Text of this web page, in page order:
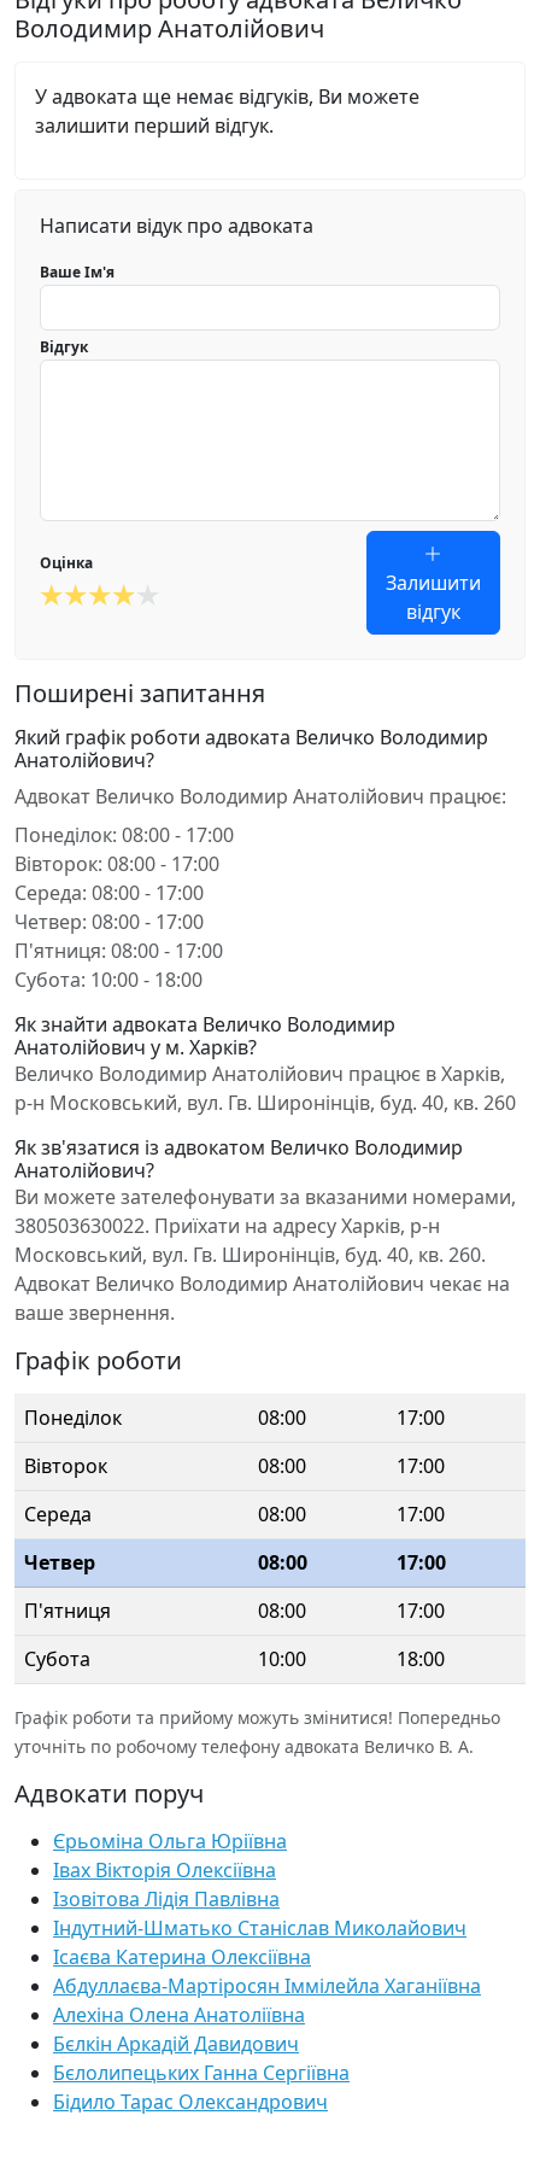
Володимир Анатолійович
У адвоката ще немає відгуків, Ви можете
залишити перший відгук.
Написати відук про адвоката
Ваше Ім'я
Відгук
Оцінка
Залишити
відгук
Поширені запитання
Який графік роботи адвоката Величко Володимир
Анатолійович?
Адвокат Величко Володимир Анатолійович працює:
Понеділок: 08:00 - 17:00
Вівторок: 08:00 - 17:00
Середа: 08:00 - 17:00
Четвер: 08:00 - 17:00
П'ятниця: 08:00 - 17:00
Субота: 10:00 - 18:00
Як знайти адвоката Величко Володимир
Анатолійович у м. Харків?
Величко Володимир Анатолійович працює в Харків,
р-н Московський, вул. Гв. Широнінців, буд. 40, кв. 260
Як зв'язатися із адвокатом Величко Володимир
Анатолійович?
Ви можете зателефонувати за вказаними номерами,
380503630022. Приїхати на адресу Харків, р-н
Московський, вул. Гв. Широнінців, буд. 40, кв. 260.
Адвокат Величко Володимир Анатолійович чекає на
ваше звернення.
Графік роботи
Понеділок 08:00
17:00
Вівторок
08:00
17:00
Середа
08:00
17:00
Четвер
08:00
17:00
П'ятниця
08:00
17:00
Субота
10:00 18:00
Графік роботи та прийому можуть змінитися! Попередньо
уточніть по робочому телефону адвоката Величко В. А.
Адвокати поруч
Єрьоміна Ольга Юріївна
Івах Вікторія Олексіївна
Ізовітова Лідія Павлівна
Індутний-Шматько Станіслав Миколайович
Ісаєва Катерина Олексіївна
Абдуллаєва-Мартіросян Іммілейла Хаганіївна
Алехіна Олена Анатоліївна
Бєлкін Аркадій Давидович
Бєлолипецьких Ганна Сергіївна
Бідило Тарас Олександрович